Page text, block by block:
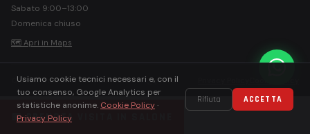
Usiamo cookie tecnici necessari e, con il
tuo consenso, Google Analytics per
statistiche anonime. Cookie Policy·
Privacy Policy
Rifiuta ACCETTA
Sabato 9:00–13:00
Domenica chiuso
🗺 Apri in Maps
©Donolauto S.r.l. · PEC: donolautosrl@pec.it
📅 PRENOTA VISITA IN SALONE